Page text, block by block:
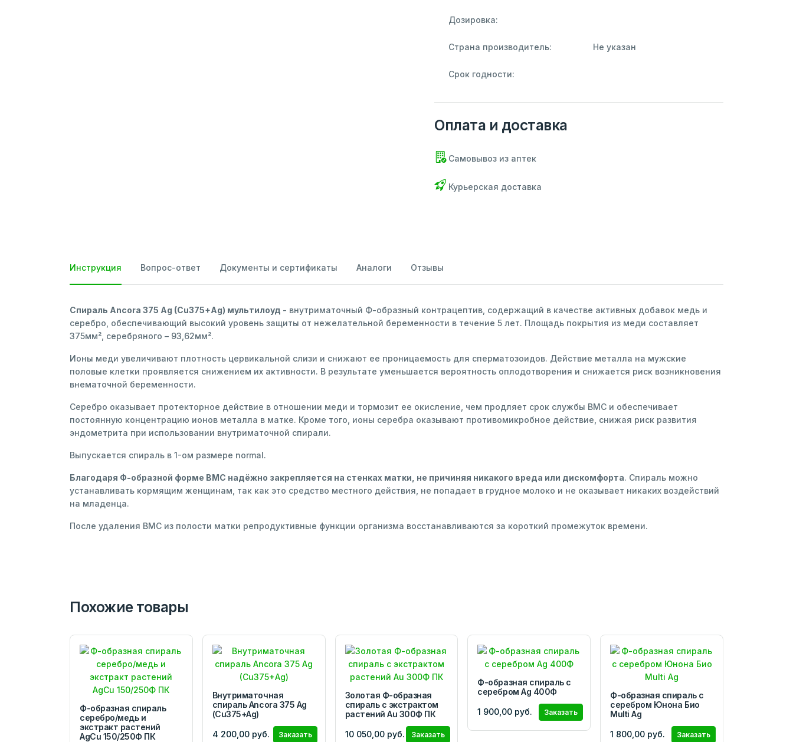
Дозировка:
Страна производитель: Не указан
Срок годности:
Оплата и доставка
Самовывоз из аптек
Курьерская доставка
Инструкция Вопрос-ответ Документы и сертификаты Аналоги Отзывы
Спираль Ancora 375 Ag (Cu375+Ag) мультилоуд - внутриматочный Ф-образный контрацептив, содержащий в качестве активных добавок медь и
серебро, обеспечивающий высокий уровень защиты от нежелательной беременности в течение 5 лет. Площадь покрытия из меди составляет
375мм², серебряного – 93,62мм².
Ионы меди увеличивают плотность цервикальной слизи и снижают ее проницаемость для сперматозоидов. Действие металла на мужские
половые клетки проявляется снижением их активности. В результате уменьшается вероятность оплодотворения и снижается риск возникновения
внематочной беременности.
Серебро оказывает протекторное действие в отношении меди и тормозит ее окисление, чем продляет срок службы ВМС и обеспечивает
постоянную концентрацию ионов металла в матке. Кроме того, ионы серебра оказывают противомикробное действие, снижая риск развития
эндометрита при использовании внутриматочной спирали.
Выпускается спираль в 1-ом размере normal.
Благодаря Ф-образной форме ВМС надёжно закрепляется на стенках матки, не причиняя никакого вреда или дискомфорта. Спираль можно
устанавливать кормящим женщинам, так как это средство местного действия, не попадает в грудное молоко и не оказывает никаких воздействий
на младенца.
После удаления ВМС из полости матки репродуктивные функции организма восстанавливаются за короткий промежуток времени.
Похожие товары
Ф-образная спираль
серебро/медь и
экстракт растений
AgCu 150/250Ф ПК
Внутриматочная
спираль Ancora 375 Ag
(Cu375+Ag)
4 200,00 руб. Заказать
Золотая Ф-образная
спираль с экстрактом
растений Аu 300Ф ПК
10 050,00 руб. Заказать
Ф-образная спираль с
серебром Ag 400Ф
1 900,00 руб. Заказать
Ф-образная спираль с
серебром Юнона Био
Multi Ag
1 800,00 руб. Заказать